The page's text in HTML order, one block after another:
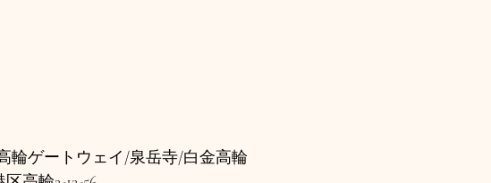
輪ゲートウェイ/泉岳寺/白金高輪